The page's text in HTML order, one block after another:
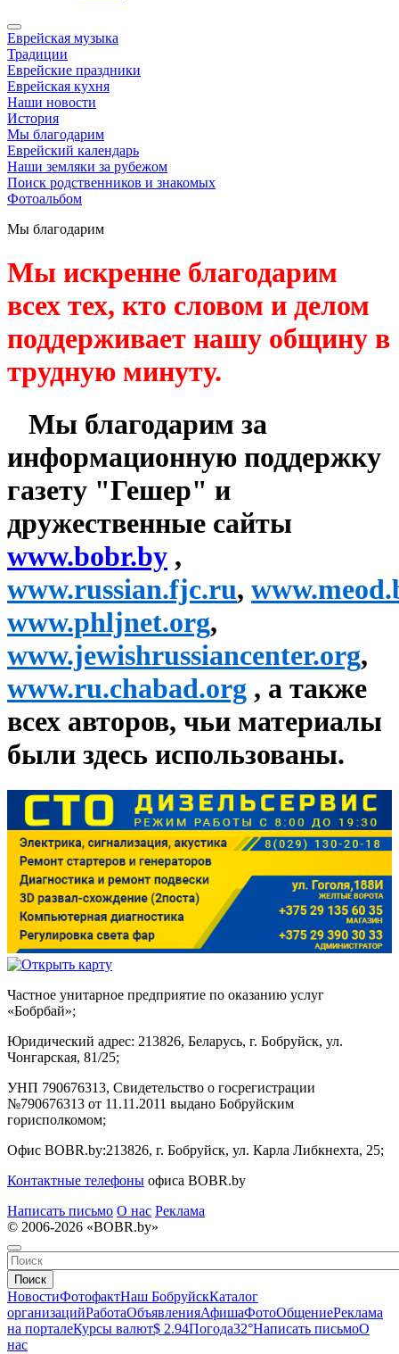
Еврейская музыка
Традиции
Еврейские праздники
Еврейская кухня
Наши новости
История
Мы благодарим
Еврейский календарь
Наши земляки за рубежом
Поиск родственников и знакомых
Фотоальбом
Мы благодарим
Мы искренне благодарим
всех тех, кто словом и делом
поддерживает нашу общину в
трудную минуту.
Мы благодарим за
информационную поддержку
газету "Гешер" и
дружественные сайты
www.bobr.by ,
www.russian.fjc.ru,
www.phljnet.org,
www.jewishrussiancenter.org,
www.ru.chabad.org , а также
всех авторов, чьи материалы
были здесь использованы.
Частное унитарное предприятие по оказанию услуг
«Бобрбай»;
Юридический адрес: 213826, Беларусь, г. Бобруйск, ул.
Чонгарская, 81/25;
УНП 790676313, Свидетельство о госрегистрации
№790676313 от 11.11.2011 выдано Бобруйским
горисполкомом;
Офис BOBR.by:213826, г. Бобруйск, ул. Карла Либкнехта, 25;
Контактные телефоны офиса BOBR.by
Написать письмо О нас Реклама
© 2006-2026 «BOBR.by»
Поиск
НовостиФотофактНаш БобруйскКаталог
организацийРаботаОбъявленияАфишаФотоОбщениеРеклама
на порталеКурсы валют$ 2.94Погода32°Написать письмоО
нас